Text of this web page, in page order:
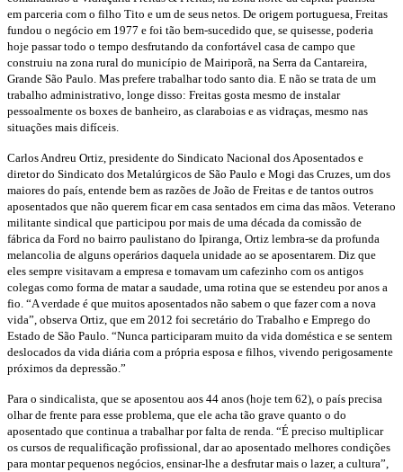
em parceria com o filho Tito e um de seus netos. De origem portuguesa, Freitas
fundou o negócio em 1977 e foi tão bem-sucedido que, se quisesse, poderia
hoje passar todo o tempo desfrutando da confortável casa de campo que
construiu na zona rural do município de Mairiporã, na Serra da Cantareira,
Grande São Paulo. Mas prefere trabalhar todo santo dia. E não se trata de um
trabalho administrativo, longe disso: Freitas gosta mesmo de instalar
pessoalmente os boxes de banheiro, as claraboias e as vidraças, mesmo nas
situações mais difíceis.
Carlos Andreu Ortiz, presidente do Sindicato Nacional dos Aposentados e
diretor do Sindicato dos Metalúrgicos de São Paulo e Mogi das Cruzes, um dos
maiores do país, entende bem as razões de João de Freitas e de tantos outros
aposentados que não querem ficar em casa sentados em cima das mãos. Veterano
militante sindical que participou por mais de uma década da comissão de
fábrica da Ford no bairro paulistano do Ipiranga, Ortiz lembra-se da profunda
melancolia de alguns operários daquela unidade ao se aposentarem. Diz que
eles sempre visitavam a empresa e tomavam um cafezinho com os antigos
colegas como forma de matar a saudade, uma rotina que se estendeu por anos a
fio. “A verdade é que muitos aposentados não sabem o que fazer com a nova
vida”, observa Ortiz, que em 2012 foi secretário do Trabalho e Emprego do
Estado de São Paulo. “Nunca participaram muito da vida doméstica e se sentem
deslocados da vida diária com a própria esposa e filhos, vivendo perigosamente
próximos da depressão.”
Para o sindicalista, que se aposentou aos 44 anos (hoje tem 62), o país precisa
olhar de frente para esse problema, que ele acha tão grave quanto o do
aposentado que continua a trabalhar por falta de renda. “É preciso multiplicar
os cursos de requalificação profissional, dar ao aposentado melhores condições
para montar pequenos negócios, ensinar-lhe a desfrutar mais o lazer, a cultura”,